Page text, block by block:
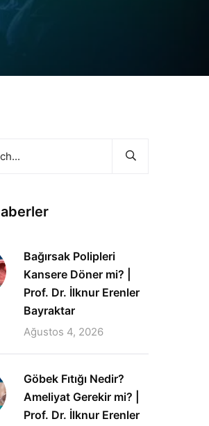
Bağırsak Polipleri
Kansere Döner mi? |
Prof. Dr. İlknur Erenler
Bayraktar
Ağustos 4, 2026
Göbek Fıtığı Nedir?
Ameliyat Gerekir mi? |
Prof. Dr. İlknur Erenler